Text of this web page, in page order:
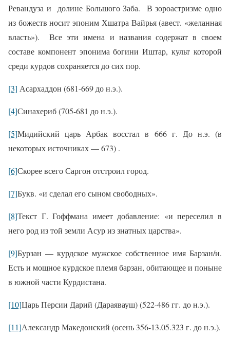
Ревандуза и
долине Большого Заба.
В зороастризме одно
из божеств носит эпоним Хшатра Вайрья (авест. «желанная
власть»).
Все эти имена и названия содержат в своем
составе компонент эпонима богини Иштар, культ которой
среди курдов сохраняется до сих пор.
[3] Асархаддон (681-669 до н.э.).
[4]Синахериб (705-681 до н.э.).
[5]Мидийский царь Арбак восстал в 666 г. До н.э. (в
некоторых источниках — 673) .
[6]Скорее всего Саргон отстроил город.
[7]Букв. «и сделал его сыном свободных».
[8]Текст Г. Гоффмана имеет добавление: «и переселил в
него род из той земли Асур из знатных царства».
[9]Бурзан — курдское мужское собственное имя Барзан/и.
Есть и мощное курдское племя барзан, обитающее и поныне
в южной части Курдистана.
[10]Царь Персии Дарий (Дараявауш) (522-486 гг. до н.э.).
[11]Александр Македонский (осень 356-13.05.323 г. до н.э.).